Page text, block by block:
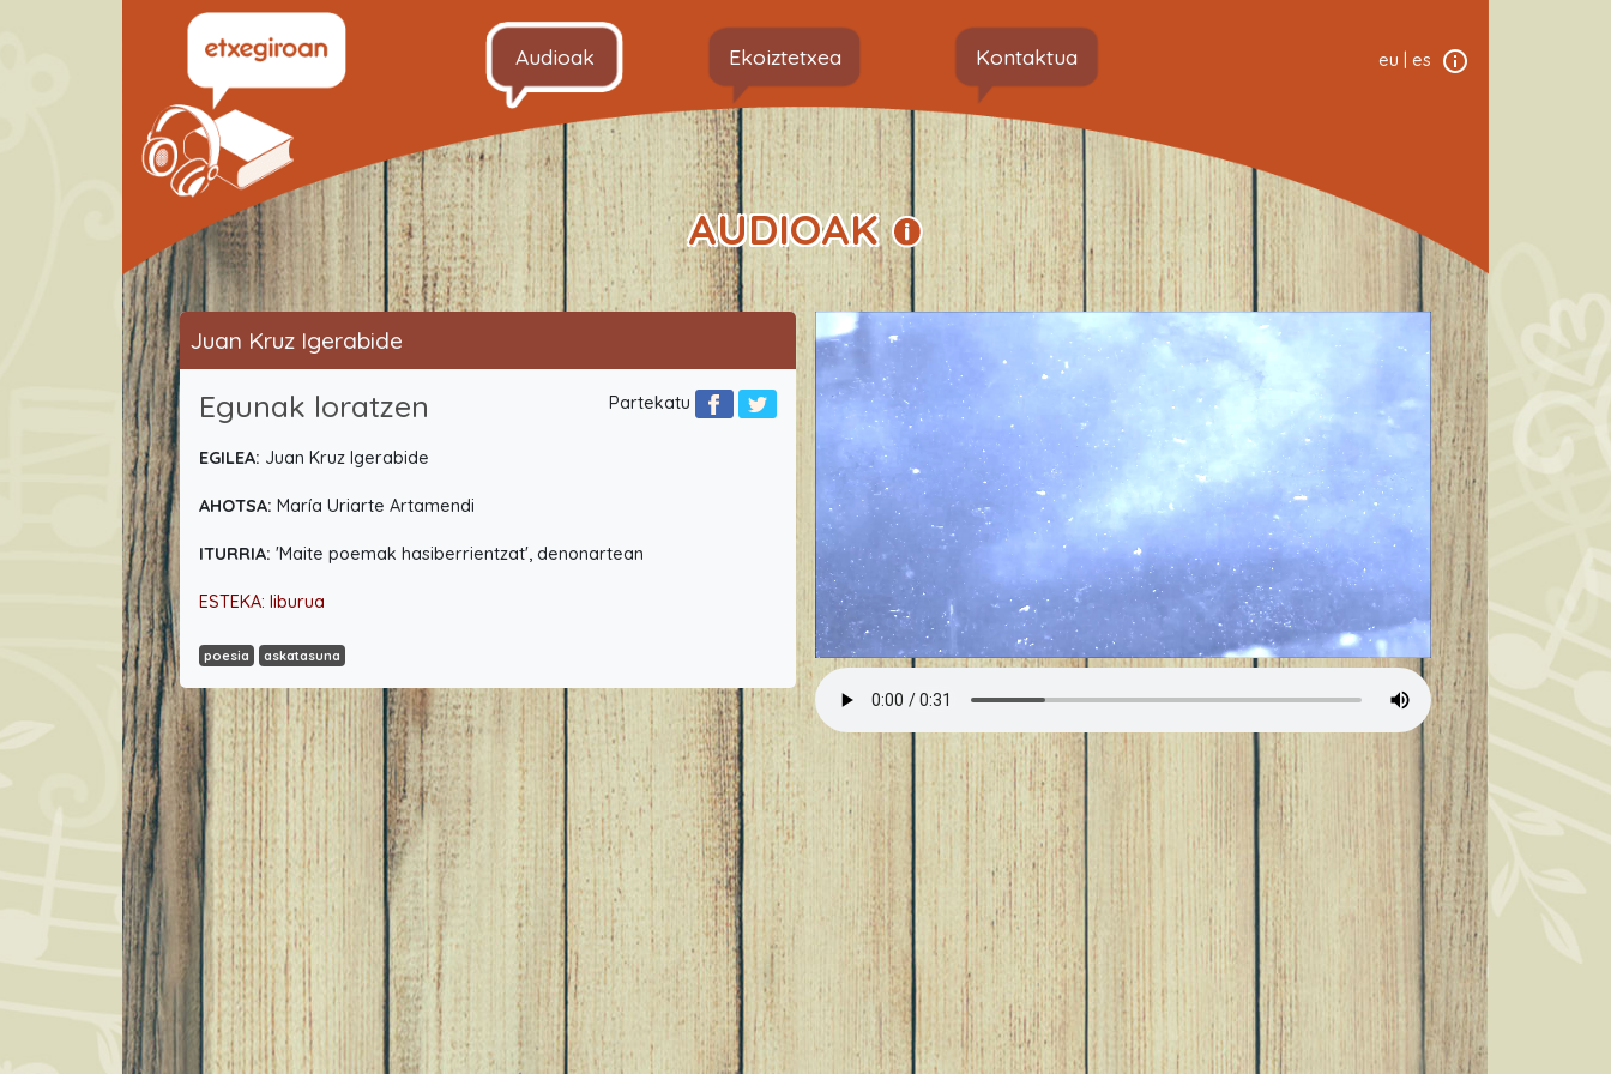
Audioak Ekoiztetxea Kontaktua eu es
AUDIOAK
Juan Kruz Igerabide
Partekatu
Egunak loratzen
EGILEA: Juan Kruz Igerabide
AHOTSA: María Uriarte Artamendi
ITURRIA: 'Maite poemak hasiberrientzat', denonartean
ESTEKA: liburua
poesia askatasuna